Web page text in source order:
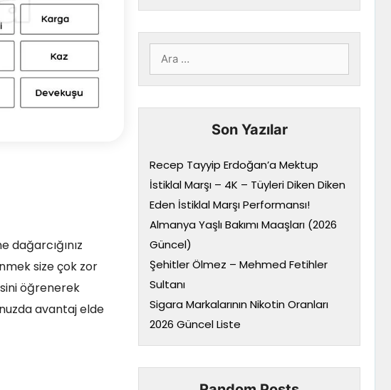
dağarcığınız
size çok zor
öğrenerek
avantaj elde
için
ara
Son Yazılar
Recep Tayyip Erdoğan’a Mektup
İstiklal Marşı – 4K – Tüyleri Diken Diken
Eden İstiklal Marşı Performansı!
Almanya Yaşlı Bakımı Maaşları (2026
Güncel)
Şehitler Ölmez – Mehmed Fetihler
Sultanı
Sigara Markalarının Nikotin Oranları
2026 Güncel Liste